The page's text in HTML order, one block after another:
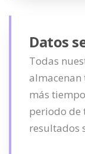
Datos
Todas
almacenan
más
periodo de
resultados